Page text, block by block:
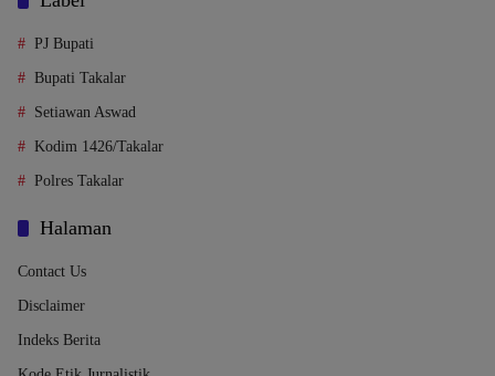
PJ Bupati
Bupati Takalar
Setiawan Aswad
Kodim 1426/Takalar
Polres Takalar
Halaman
Contact Us
Disclaimer
Indeks Berita